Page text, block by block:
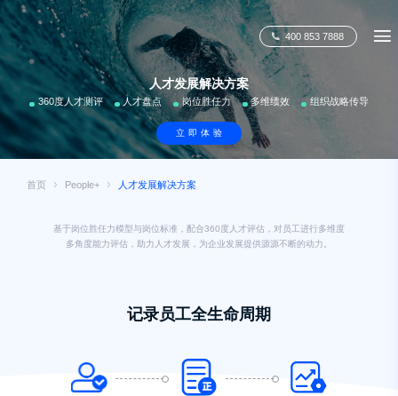
400 853 7888
人才发展解决方案
360度人才测评 人才盘点 岗位胜任力 多维绩效 组织战略传导
立即体验
首页 People+ 人才发展解决方案
基于岗位胜任力模型与岗位标准，配合360度人才评估，对员工进行多维度
多角度能力评估，助力人才发展，为企业发展提供源源不断的动力。
记录员工全生命周期